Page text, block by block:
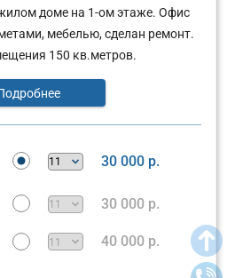
доме на 1-ом этаже. Офис
мебелью, сделан ремонт.
150 кв.метров.
30 000 р.
30 000 р.
40 000 р.